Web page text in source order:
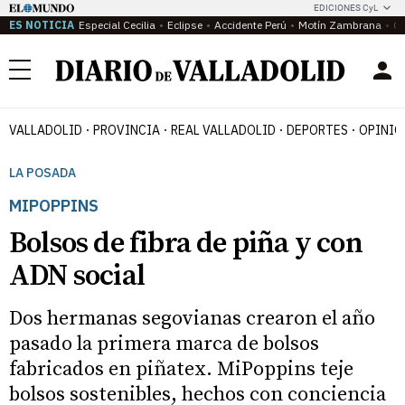
EDICIONES CyL
ES NOTICIA Especial Cecilia Eclipse Accidente Perú Motín Zambrana
Menú
VALLADOLID PROVINCIA REAL VALLADOLID DEPORTES
LA POSADA
MIPOPPINS
Bolsos de fibra de piña y con
ADN social
Dos hermanas segovianas crearon el año
pasado la primera marca de bolsos
fabricados en piñatex. MiPoppins teje
bolsos sostenibles, hechos con conciencia